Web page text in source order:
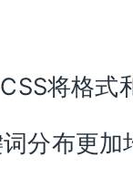
将格式
分布更加